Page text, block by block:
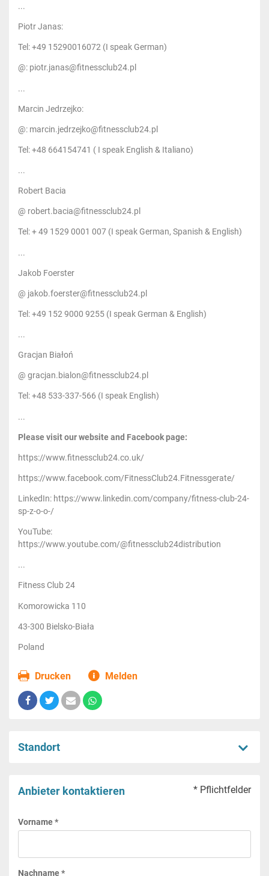
...
Piotr Janas:
Tel: +49 15290016072 (I speak German)
@: piotr.janas@fitnessclub24.pl
...
Marcin Jedrzejko:
@: marcin.jedrzejko@fitnessclub24.pl
Tel: +48 664154741 ( I speak English & Italiano)
...
Robert Bacia
@ robert.bacia@fitnessclub24.pl
Tel: + 49 1529 0001 007 (I speak German, Spanish & English)
...
Jakob Foerster
@ jakob.foerster@fitnessclub24.pl
Tel: +49 152 9000 9255 (I speak German & English)
...
Gracjan Białoń
@ gracjan.bialon@fitnessclub24.pl
Tel: +48 533-337-566 (I speak English)
...
Please visit our website and Facebook page:
https://www.fitnessclub24.co.uk/
https://www.facebook.com/FitnessClub24.Fitnessgerate/
LinkedIn: https://www.linkedin.com/company/fitness-club-24-
sp-z-o-o-/
YouTube:
https://www.youtube.com/@fitnessclub24distribution
...
Fitness Club 24
Komorowicka 110
43-300 Bielsko-Biała
Poland
Drucken Melden
Standort
Anbieter kontaktieren * Pflichtfelder
Vorname *
Nachname *